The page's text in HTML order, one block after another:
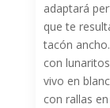
adaptará
que te
tacón
con
vivo en
con rallas